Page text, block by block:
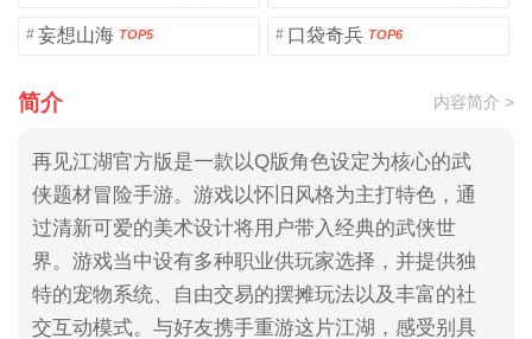
# 妄想山海 TOP5 # 口袋奇兵 TOP6
简介 内容简介 >
再见江湖官方版是一款以Q版角色设定为核心的武
侠题材冒险手游。游戏以怀旧风格为主打特色，通
过清新可爱的美术设计将用户带入经典的武侠世
界。游戏当中设有多种职业供玩家选择，并提供独
特的宠物系统、自由交易的摆摊玩法以及丰富的社
交互动模式。与好友携手重游这片江湖，感受别具